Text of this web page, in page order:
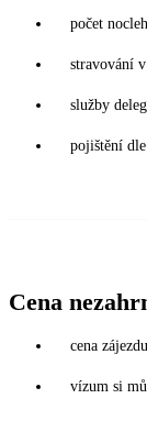
počet
stravování
služby
pojištění
Cena
cena
vízum si